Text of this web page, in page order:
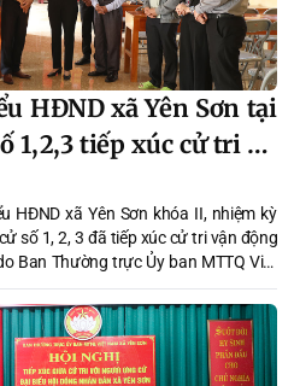
HĐND xã Yên Sơn tại
1,2,3 tiếp xúc cử tri tại
HĐND xã Yên Sơn khóa II, nhiệm kỳ
số 1, 2, 3 đã tiếp xúc cử tri vận động
Ban Thường trực Ủy ban MTTQ Việt